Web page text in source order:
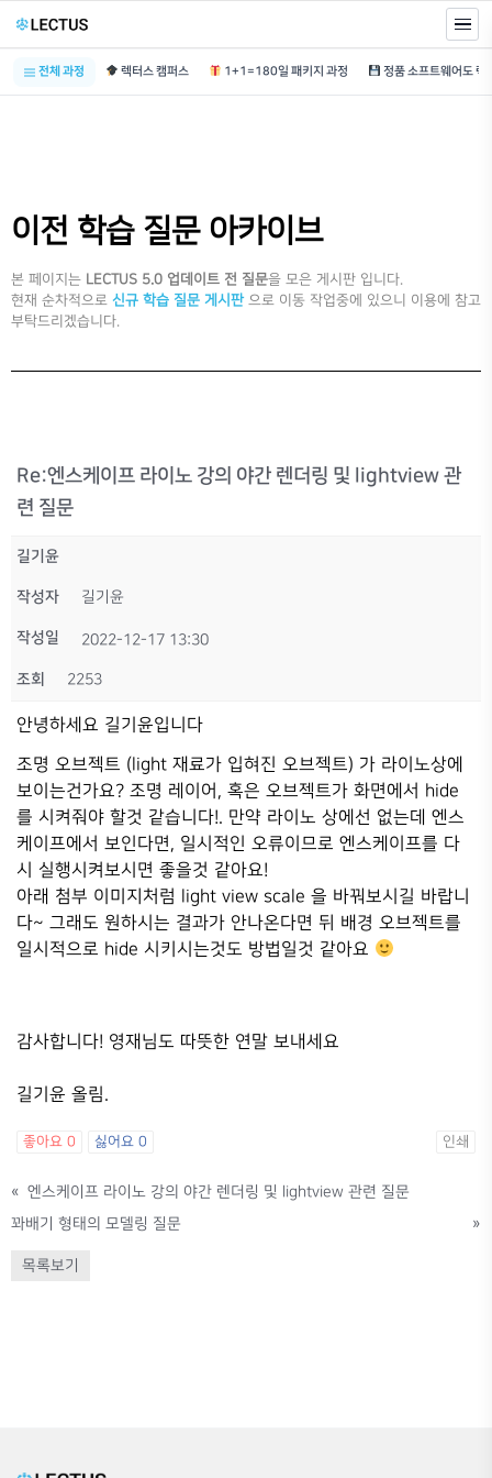
전체 과정 렉터스 캠퍼스 1+1=180일 패키지 과정
이전 학습 질문 아카이브
본 페이지는 LECTUS 5.0 업데이트 전 질문을 모은 게시판 입니다.
현재 순차적으로 신규 학습 질문 게시판 으로 이동 작업중에 있으니 이용에 참고
부탁드리겠습니다.
Re:엔스케이프 라이노 강의 야간 렌더링 및 lightview 관
련 질문
길기윤
작성자 길기윤
작성일 2022-12-17 13:30
조회 2253
안녕하세요 길기윤입니다
조명 오브젝트 (light 재료가 입혀진 오브젝트) 가 라이노상에
보이는건가요? 조명 레이어, 혹은 오브젝트가 화면에서 hide
를 시켜줘야 할것 같습니다!. 만약 라이노 상에선 없는데 엔스
케이프에서 보인다면, 일시적인 오류이므로 엔스케이프를 다
시 실행시켜보시면 좋을것 같아요!
아래 첨부 이미지처럼 light view scale 을 바꿔보시길 바랍니
다~ 그래도 원하시는 결과가 안나온다면 뒤 배경 오브젝트를
일시적으로 hide 시키시는것도 방법일것 같아요
감사합니다! 영재님도 따뜻한 연말 보내세요
길기윤 올림.
좋아요 0 싫어요 0 인쇄
« 엔스케이프 라이노 강의 야간 렌더링 및 lightview 관련 질문
꽈배기 형태의 모델링 질문
»
목록보기